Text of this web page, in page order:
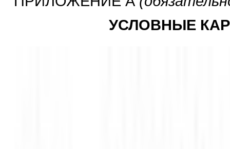
УСЛОВНЫЕ